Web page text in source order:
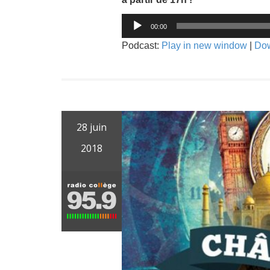
Lecteur
audio
00:00
Podcast: Play in new window
28 juin
2018